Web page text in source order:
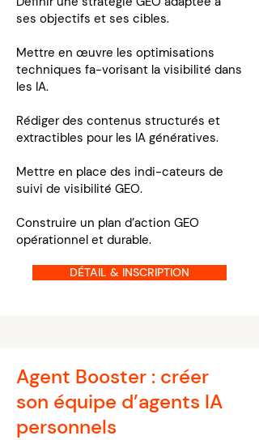
ses objectifs et ses cibles.
Mettre en œuvre les optimisations
techniques fa-vorisant la visibilité dans
les IA.
Rédiger des contenus structurés et
extractibles pour les IA génératives.
Mettre en place des indi-cateurs de
suivi de visibilité GEO.
Construire un plan d’action GEO
opérationnel et durable.
DÉTAIL & INSCRIPTION
Agent Booster : créer
son équipe d’agents IA
personnels